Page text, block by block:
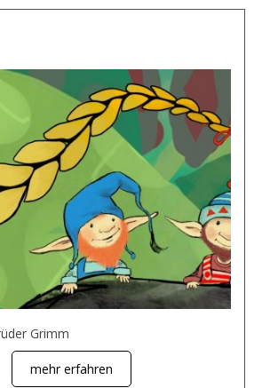
Grimm
mehr erfahren